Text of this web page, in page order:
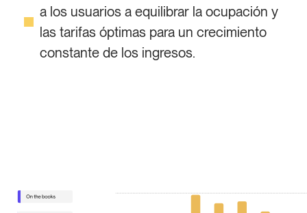
a los usuarios a equilibrar la ocupación y
las tarifas óptimas para un crecimiento
constante de los ingresos.